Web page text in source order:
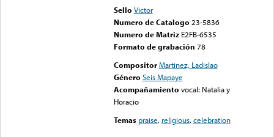
Sello Victor
Numero de Catalogo 23-5836
Numero de Matriz E2FB-6535
Formato de grabación 78
Compositor Martinez, Ladislao
Género Seis Mapaye
Acompañamiento vocal: Natalia y
Horacio
Temas praise, religious,celebration